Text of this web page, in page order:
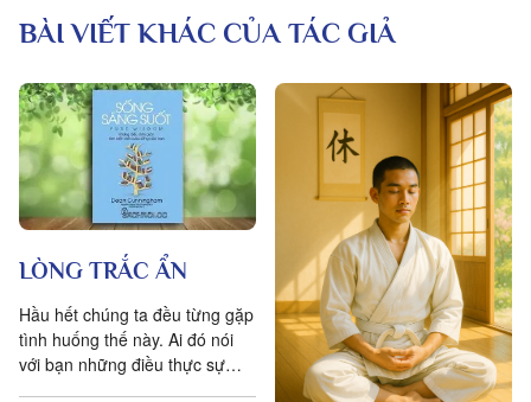
BÀI VIẾT KHÁC CỦA TÁC GIẢ
LÒNG TRẮC ẨN
Hầu hết chúng ta đều từng gặp
tình huống thế này. Ai đó nói
với bạn những điều thực sự